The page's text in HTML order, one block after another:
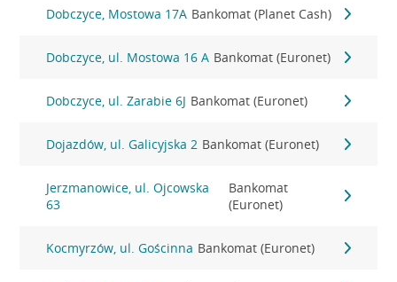
Dobczyce, Mostowa 17A Bankomat (Planet Cash)
Dobczyce, ul. Mostowa 16 A Bankomat (Euronet)
Dobczyce, ul. Zarabie 6J Bankomat (Euronet)
Dojazdów, ul. Galicyjska 2 Bankomat (Euronet)
Jerzmanowice, ul. Ojcowska
63
Bankomat
(Euronet)
Kocmyrzów, ul. Gościnna Bankomat (Euronet)